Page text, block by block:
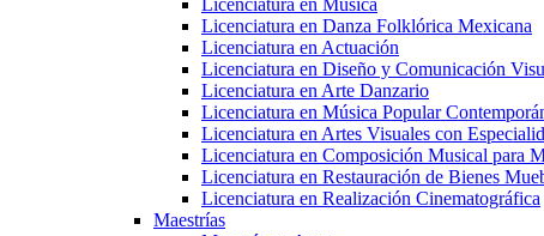
Licenciatura en Música
Licenciatura en Danza Folklórica Mexicana
Licenciatura en Actuación
Licenciatura en Diseño y Comunicación
Licenciatura en Arte Danzario
Licenciatura en Música Popular
Licenciatura en Artes Visuales con
Licenciatura en Composición Musical para
Licenciatura en Restauración de Bienes
Licenciatura en Realización Cinematográfica
Maestrías